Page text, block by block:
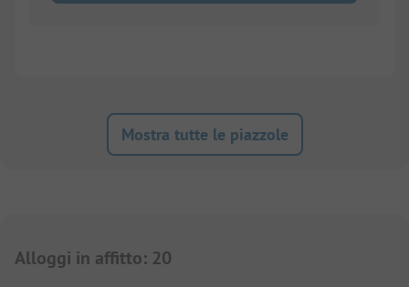
Mostra tutte le piazzole
Alloggi in affitto: 20